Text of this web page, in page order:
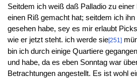
Seitdem ich weiß daß Palladio zu
einen Riß gemacht hat; seitdem ich
gesehen habe, sey es mir erlaubt
wie er jetzt steht. ich werde sie[251]
bin ich durch einige Quartiere
und habe, da es eben Sonntag war
Betrachtungen angestellt. Es ist wohl